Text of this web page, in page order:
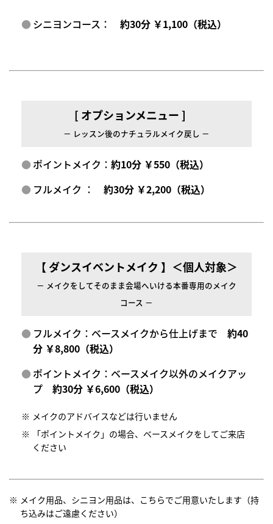
シニヨンコース：約30分 ￥1,100（税込）
[ オプションメニュー ]
－ レッスン後のナチュラルメイク戻し －
ポイントメイク：約10分 ￥550（税込）
フルメイク ：約30分 ￥2,200（税込）
【 ダンスイベントメイク 】＜個人対象＞
－ メイクをしてそのまま会場へいける本番専用のメイク
コース －
フルメイク：ベースメイクから仕上げまで約40
分 ￥8,800（税込）
ポイントメイク：ベースメイク以外のメイクアッ
プ約30分 ￥6,600（税込）
メイクのアドバイスなどは行いません
「ポイントメイク」の場合、ベースメイクをしてご来店
ください
メイク用品、シニヨン用品は、こちらでご用意いたします（持
ち込みはご遠慮ください）